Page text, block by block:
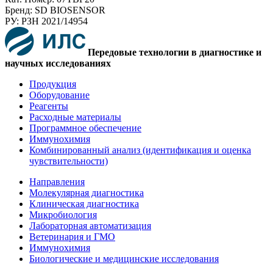
Бренд: SD BIOSENSOR
РУ: РЗН 2021/14954
Передовые технологии в диагностике и
научных исследованиях
Продукция
Оборудование
Реагенты
Расходные материалы
Программное обеспечение
Иммунохимия
Комбинированный анализ (идентификация и оценка
чувствительности)
Направления
Молекулярная диагностика
Клиническая диагностика
Микробиология
Лабораторная автоматизация
Ветеринария и ГМО
Иммунохимия
Биологические и медицинские исследования